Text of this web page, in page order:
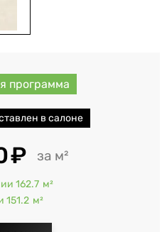
программа
в салоне
м²
162.7 м²
151.2 м²